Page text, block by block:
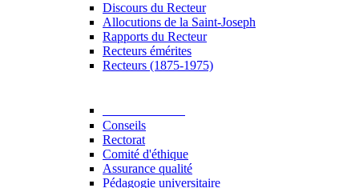
Discours du Recteur
Allocutions de la Saint-Joseph
Rapports du Recteur
Recteurs émérites
Recteurs (1875-1975)
Conseils
Rectorat
Comité d'éthique
Assurance qualité
Pédagogie universitaire